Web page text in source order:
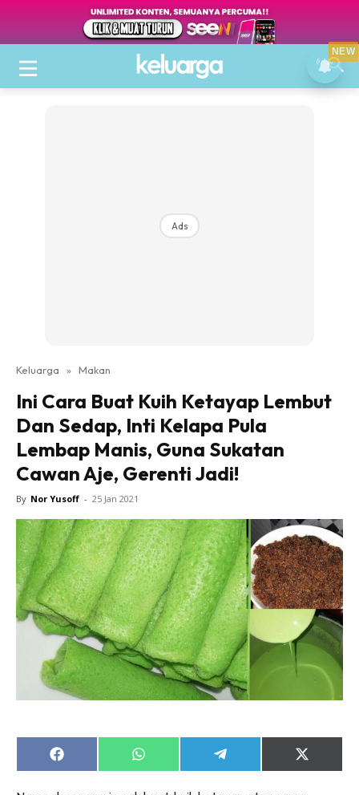
Ads
Keluarga » Makan
Ini Cara Buat Kuih Ketayap Lembut
Dan Sedap, Inti Kelapa Pula
Lembap Manis, Guna Sukatan
Cawan Aje, Gerenti Jadi!
By Nor Yusoff - 25 Jan 2021
Share
on
Share
on
Share
on
Share
on
NEW